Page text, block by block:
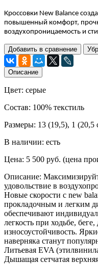
Кроссовки New Balance
повышенный комфорт,
воздухопроницаемость и
Добавить в сравнение
Описание
Цвет: серые
Состав: 100% текстиль
Размеры: 13 (19,5), 1
В наличии: есть
Цена: 5 500 руб. (цена
Описание:
удовольствие в
Новые скорости с new
прокладочным и легким
обеспечивают
легкость при ходьбе,
износоустойчивость.
наверняка станут
Литьевая EVA
Дышащая сетчатая